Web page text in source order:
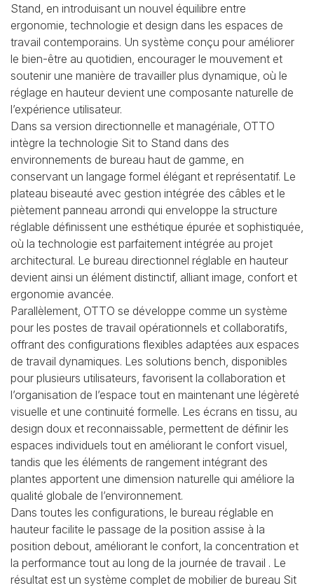
Stand, en introduisant un nouvel équilibre entre
ergonomie, technologie et design dans les espaces de
travail contemporains. Un système conçu pour améliorer
le bien-être au quotidien, encourager le mouvement et
soutenir une manière de travailler plus dynamique, où le
réglage en hauteur devient une composante naturelle de
l’expérience utilisateur.
Dans sa version directionnelle et managériale, OTTO
intègre la technologie Sit to Stand dans des
environnements de bureau haut de gamme, en
conservant un langage formel élégant et représentatif. Le
plateau biseauté avec gestion intégrée des câbles et le
piètement panneau arrondi qui enveloppe la structure
réglable définissent une esthétique épurée et sophistiquée,
où la technologie est parfaitement intégrée au projet
architectural. Le bureau directionnel réglable en hauteur
devient ainsi un élément distinctif, alliant image, confort et
ergonomie avancée.
Parallèlement, OTTO se développe comme un système
pour les postes de travail opérationnels et collaboratifs,
offrant des configurations flexibles adaptées aux espaces
de travail dynamiques. Les solutions bench, disponibles
pour plusieurs utilisateurs, favorisent la collaboration et
l’organisation de l’espace tout en maintenant une légèreté
visuelle et une continuité formelle. Les écrans en tissu, au
design doux et reconnaissable, permettent de définir les
espaces individuels tout en améliorant le confort visuel,
tandis que les éléments de rangement intégrant des
plantes apportent une dimension naturelle qui améliore la
qualité globale de l’environnement.
Dans toutes les configurations, le bureau réglable en
hauteur facilite le passage de la position assise à la
position debout, améliorant le confort, la concentration et
la performance tout au long de la journée de travail . Le
résultat est un système complet de mobilier de bureau Sit